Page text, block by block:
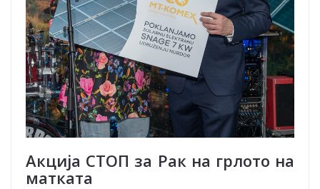
Акција СТОП за Рак на грлото на
матката